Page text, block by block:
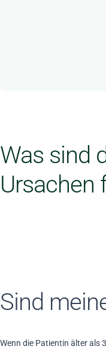
Was sind
Ursachen
Sind
Wenn die Patientin älter als